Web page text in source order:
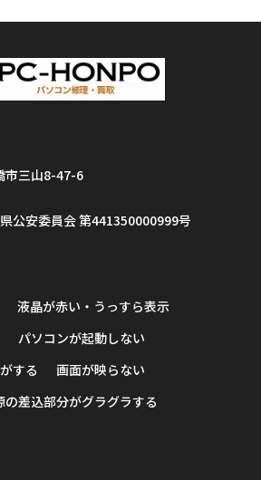
市三山8-47-6
公安委員会 第441350000999号
液晶が赤い・うっすら表示
パソコンが起動しない
する
画面が映らない
の差込部分がグラグラする